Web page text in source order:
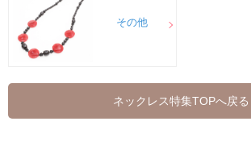
その他
ネックレス特集TOPへ戻る